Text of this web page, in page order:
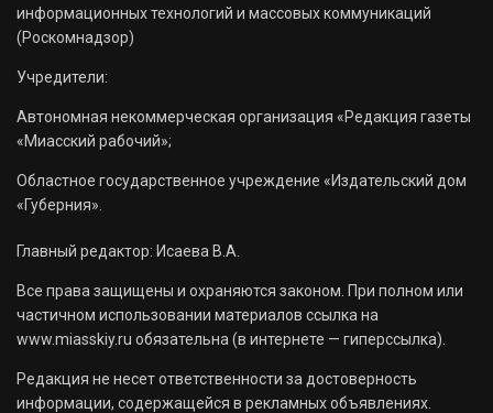
информационных технологий и массовых коммуникаций
(Роскомнадзор)
Учредители:
Автономная некоммерческая организация «Редакция газеты
«Миасский рабочий»;
Областное государственное учреждение «Издательский дом
«Губерния».
Главный редактор: Исаева В.А.
Все права защищены и охраняются законом. При полном или
частичном использовании материалов ссылка на
www.miasskiy.ru обязательна (в интернете — гиперссылка).
Редакция не несет ответственности за достоверность
информации, содержащейся в рекламных объявлениях.